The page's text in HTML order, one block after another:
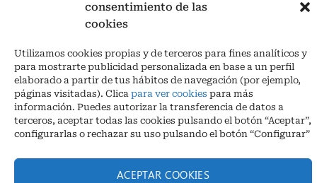
consentimiento de las
cookies
Utilizamos cookies propias y de terceros para fines analíticos y
para mostrarte publicidad personalizada en base a un perfil
elaborado a partir de tus hábitos de navegación (por ejemplo,
páginas visitadas). Clica para ver cookies para más
información. Puedes autorizar la transferencia de datos a
terceros, aceptar todas las cookies pulsando el botón “Aceptar”,
configurarlas o rechazar su uso pulsando el botón “Configurar”
ACEPTAR COOKIES
Aviso legal|Política de privacidad
Ctra. A-3132, De Aguilar a A-318 por Moriles km 15,5 M.I. (Córdoba)
España
COORDENADAS: Latitud: 37,40 – Longitud -04,58 | Telf. + 34 957 51
30 68
info@infrico.com Infrico SL 2026©. Diseñado porBabait Technology